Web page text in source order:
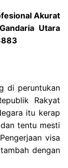
Akurat
Utara
di peruntukan
Rakyat
itu kerap
tentu mesti
visa
dengan